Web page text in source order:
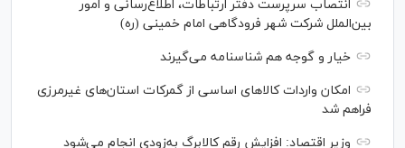
انتصاب سرپرست دفتر ارتباطات، اطلاع‌رسانی و امور
بین‌الملل شرکت شهر فرودگاهی امام خمینی (ره)
خیار و گوجه هم شناسنامه می‌گیرند
امکان واردات کالا‌های اساسی از گمرکات استان‌های غیرمرزی
فراهم شد
وزیر اقتصاد: افزایش رقم کالابرگ به‌زودی انجام می‌شود